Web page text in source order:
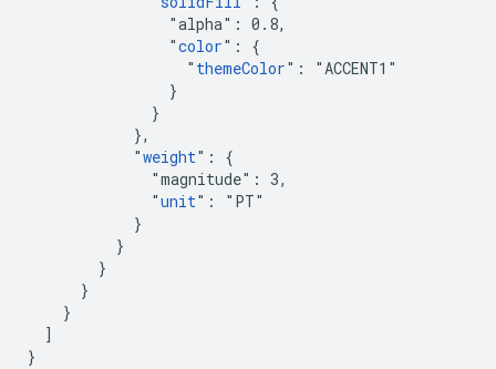
                "alpha": 0.8,
                "
color": {
                  "
themeColor": "ACCENT1"
                }
              }
            },
            "
weight": {
              "magnitude": 3,
              "
unit": "PT"
            }
          }
        }
      }
    }
  ]
}